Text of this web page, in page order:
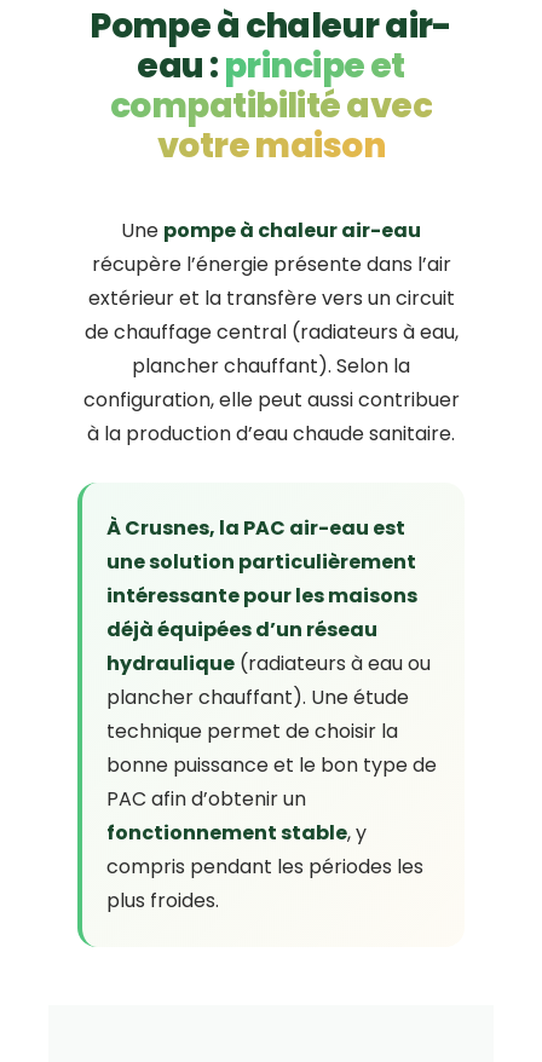
Pompe à chaleur air-
eau :principe et
compatibilité avec
votre maison
Une pompe à chaleur air-eau
récupère l’énergie présente dans l’air
extérieur et la transfère vers un circuit
de chauffage central (radiateurs à eau,
plancher chauffant). Selon la
configuration, elle peut aussi contribuer
à la production d’eau chaude sanitaire.
À Crusnes, la PAC air-eau est
une solution particulièrement
intéressante pour les maisons
déjà équipées d’un réseau
hydraulique (radiateurs à eau ou
plancher chauffant). Une étude
technique permet de choisir la
bonne puissance et le bon type de
PAC afin d’obtenir un
fonctionnement stable, y
compris pendant les périodes les
plus froides.